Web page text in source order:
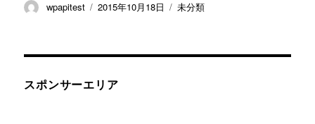
投
wpapitest
投
2015年10月18日
カ
未分類
スポンサーエリア